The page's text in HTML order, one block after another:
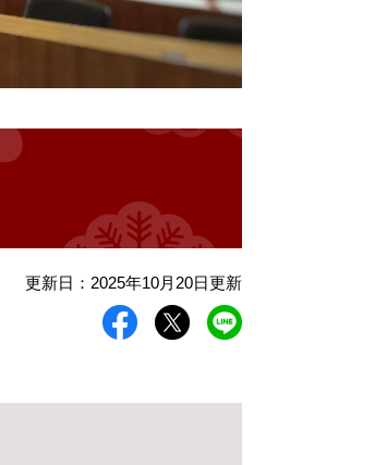
更新日：2025年10月20日更新